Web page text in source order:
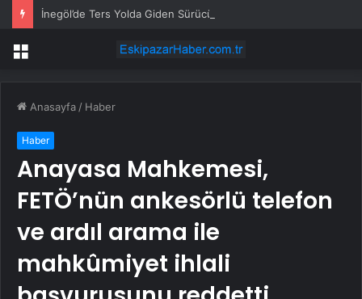
İnegöl’de Ters Yolda Giden Sürücüye Cezayı Yedi
Menü
Anasayfa / Haber
Haber
Anayasa Mahkemesi,
FETÖ’nün ankesörlü telefon
ve ardıl arama ile
mahkûmiyet ihlali